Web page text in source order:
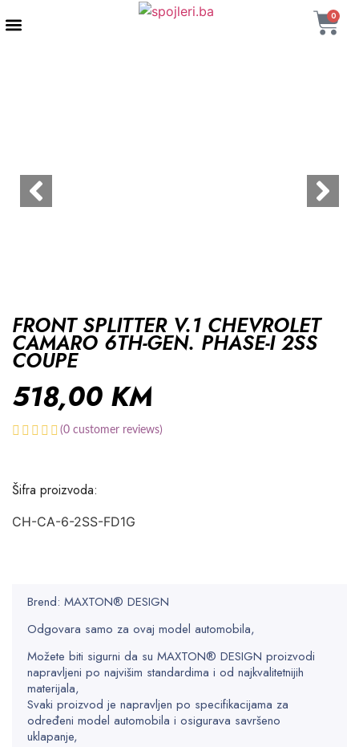
0
FRONT SPLITTER V.1 CHEVROLET
CAMARO 6TH-GEN. PHASE-I 2SS
COUPE
518,00 KM
(0 customer reviews)
Šifra proizvoda:
CH-CA-6-2SS-FD1G
Brend: MAXTON® DESIGN
Odgovara samo za ovaj model automobila,
Možete biti sigurni da su MAXTON® DESIGN proizvodi
napravljeni po najvišim standardima i od najkvalitetnijih
materijala,
Svaki proizvod je napravljen po specifikacijama za
određeni model automobila i osigurava savršeno
uklapanje,